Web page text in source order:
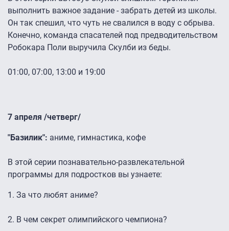
выполнить важное задание - забрать детей из школы.
Он так спешил, что чуть не свалился в воду с обрыва.
Конечно, команда спасателей под предводительством
Робокара Поли выручила Скулби из беды.
01:00, 07:00, 13:00 и 19:00
7 апреля /четверг/
"Базилик": аниме, гимнастика, кофе
В этой серии познавательно-развлекательной
программы для подростков вы узнаете:
1. За что любят аниме?
2. В чем секрет олимпийского чемпиона?